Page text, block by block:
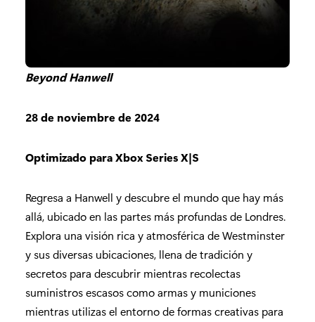
Beyond Hanwell
28 de noviembre de 2024
Optimizado para Xbox Series X|S
Regresa a Hanwell y descubre el mundo que hay más
allá, ubicado en las partes más profundas de Londres.
Explora una visión rica y atmosférica de Westminster
y sus diversas ubicaciones, llena de tradición y
secretos para descubrir mientras recolectas
suministros escasos como armas y municiones
mientras utilizas el entorno de formas creativas para